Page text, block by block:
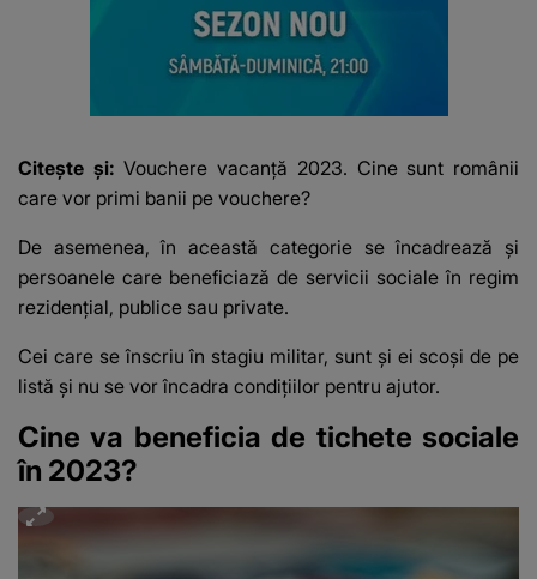
Citește și:Vouchere vacanță 2023. Cine sunt românii
care vor primi banii pe vouchere?
De asemenea, în această categorie se încadrează și
persoanele care beneficiază de servicii sociale în regim
rezidențial, publice sau private.
Cei care se înscriu în stagiu militar, sunt și ei scoși de pe
listă și nu se vor încadra condițiilor pentru ajutor.
Cine va beneficia de tichete sociale
în 2023?